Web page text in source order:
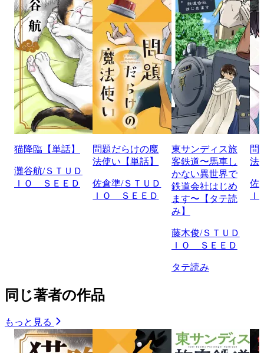
猫降臨【単話】
灘谷航/ＳＴＵＤ
ＩＯ ＳＥＥＤ
問題だらけの魔
法使い【単話】
佐倉準/ＳＴＵＤ
ＩＯ ＳＥＥＤ
東サンディス旅
客鉄道〜馬車し
かない異世界で
鉄道会社はじめ
ます〜【タテ読
み】
藤木俊/ＳＴＵＤ
ＩＯ ＳＥＥＤ
タテ読み
問
法
佐
同じ著者の作品
もっと見る